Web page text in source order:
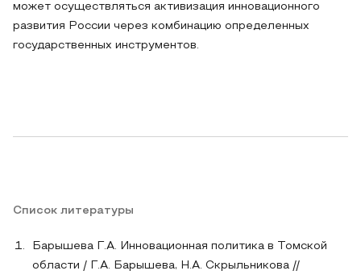
может осуществляться активизация инновационного
развития России через комбинацию определенных
государственных инструментов.
Список литературы
Барышева Г.А. Инновационная политика в Томской
области / Г.А. Барышева, Н.А. Скрыльникова //